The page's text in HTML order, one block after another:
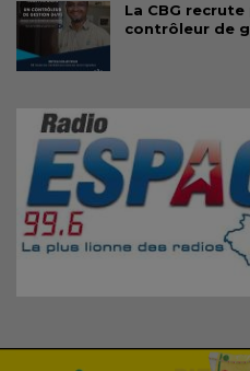
La CBG
contrôleur de